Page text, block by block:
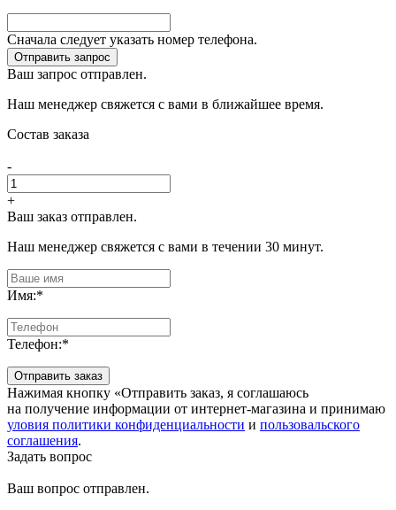
Сначала следует указать номер телефона.
Отправить запрос
Ваш запрос отправлен.
Наш менеджер свяжется с вами в ближайшее время.
Состав заказа
-
+
Ваш заказ отправлен.
Наш менеджер свяжется с вами в течении 30 минут.
Имя:*
Телефон:*
Отправить заказ
Нажимая кнопку «Отправить заказ, я соглашаюсь
на получение информации от интернет-магазина и принимаю
уловия политики конфиденциальности и пользовальского
соглашения.
Задать вопрос
Ваш вопрос отправлен.